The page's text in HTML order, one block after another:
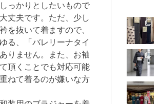
っかりとしたいもので
丈夫です。ただ、少し
を抜いて着ますので、
る、「バレリーナタイ
りません。また、お袖
頂くことでも対応可能
ねて着るのが嫌いな方